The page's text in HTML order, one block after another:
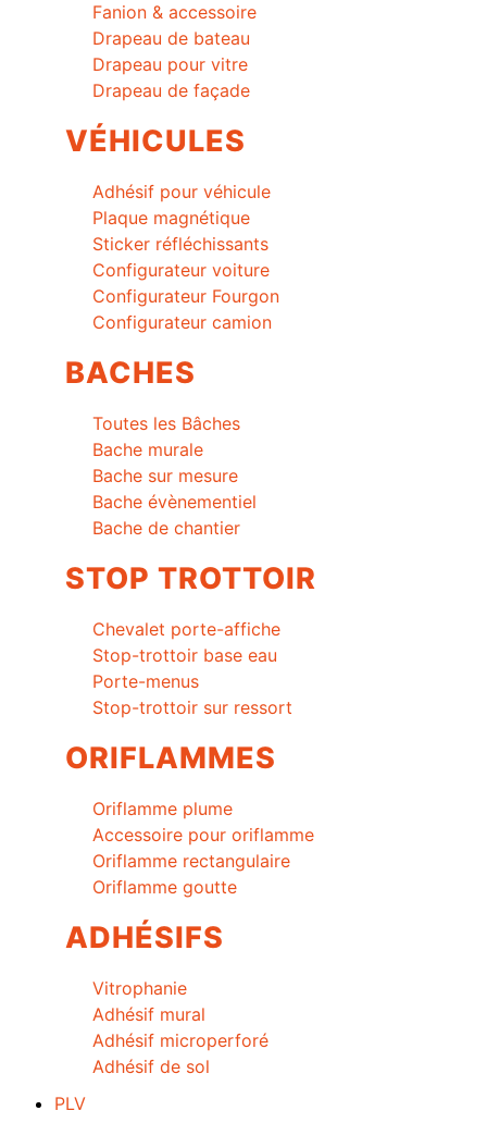
Fanion & accessoire
Drapeau de bateau
Drapeau pour vitre
Drapeau de façade
VÉHICULES
Adhésif pour véhicule
Plaque magnétique
Sticker réfléchissants
Configurateur voiture
Configurateur Fourgon
Configurateur camion
BACHES
Toutes les Bâches
Bache murale
Bache sur mesure
Bache évènementiel
Bache de chantier
STOP TROTTOIR
Chevalet porte-affiche
Stop-trottoir base eau
Porte-menus
Stop-trottoir sur ressort
ORIFLAMMES
Oriflamme plume
Accessoire pour oriflamme
Oriflamme rectangulaire
Oriflamme goutte
ADHÉSIFS
Vitrophanie
Adhésif mural
Adhésif microperforé
Adhésif de sol
PLV